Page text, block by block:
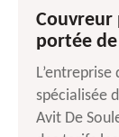
Couvreur
portée
spécialisée
Avit De